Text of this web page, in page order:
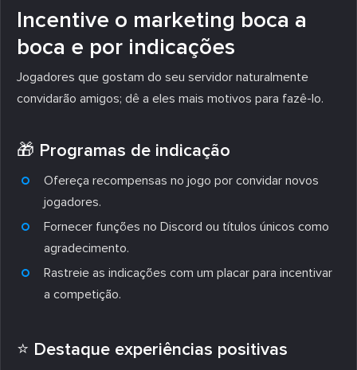
Incentive o marketing boca a
boca e por indicações
Jogadores que gostam do seu servidor naturalmente
convidarão amigos; dê a eles mais motivos para fazê-lo.
🎁 Programas de indicação
Ofereça recompensas no jogo por convidar novos
jogadores.
Fornecer funções no Discord ou títulos únicos como
agradecimento.
Rastreie as indicações com um placar para incentivar
a competição.
⭐ Destaque experiências positivas